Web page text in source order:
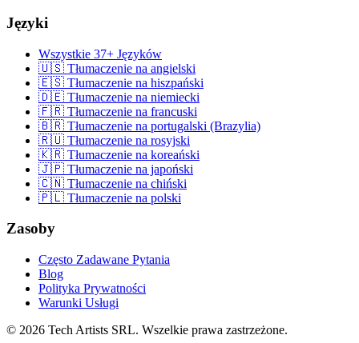
Języki
Wszystkie 37+ Języków
🇺🇸 Tłumaczenie na angielski
🇪🇸 Tłumaczenie na hiszpański
🇩🇪 Tłumaczenie na niemiecki
🇫🇷 Tłumaczenie na francuski
🇧🇷 Tłumaczenie na portugalski (Brazylia)
🇷🇺 Tłumaczenie na rosyjski
🇰🇷 Tłumaczenie na koreański
🇯🇵 Tłumaczenie na japoński
🇨🇳 Tłumaczenie na chiński
🇵🇱 Tłumaczenie na polski
Zasoby
Często Zadawane Pytania
Blog
Polityka Prywatności
Warunki Usługi
© 2026 Tech Artists SRL. Wszelkie prawa zastrzeżone.